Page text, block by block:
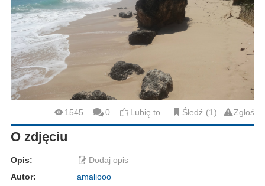
1545 0 Lubię to Śledź 1 Zgłoś
O zdjęciu
Opis:
Dodaj opis
Autor:
amaliooo